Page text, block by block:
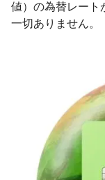
値）の為替レート
一切ありません。